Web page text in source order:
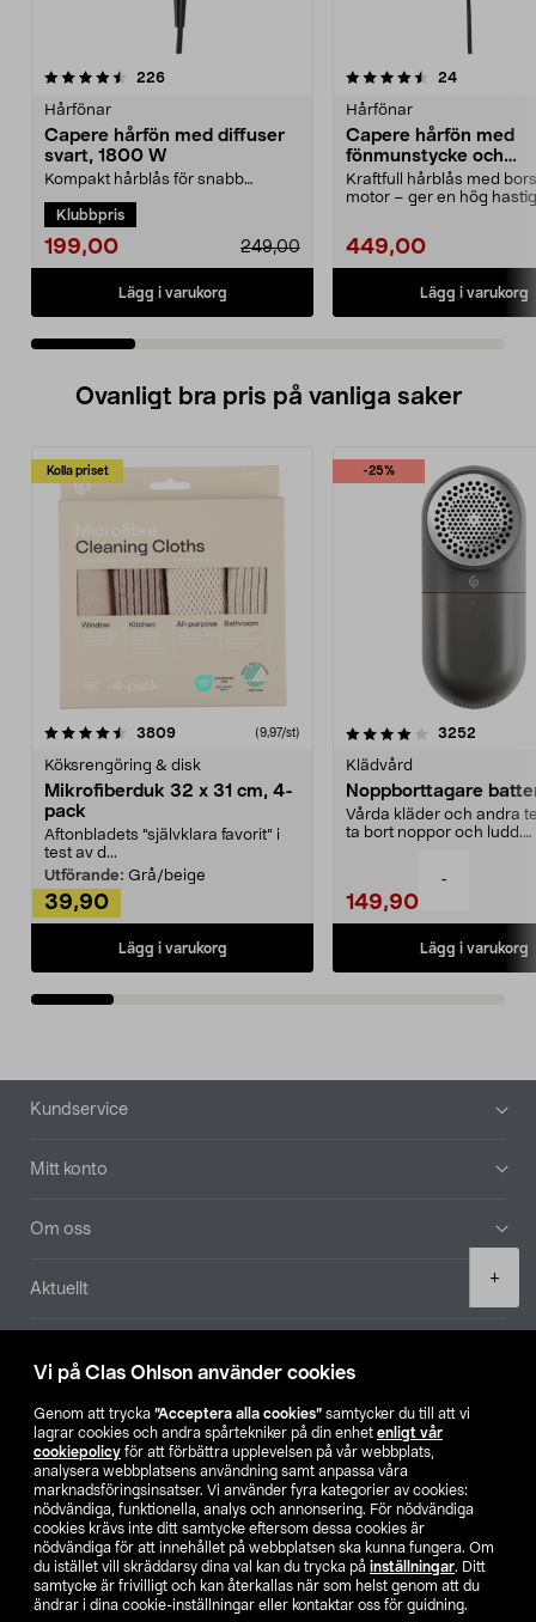
Vi på Clas Ohlson använder cookies
Genom att trycka ”Acceptera alla cookies” samtycker du till att vi
lagrar cookies och andra spårtekniker på din enhet enligt vår
cookiepolicy för att förbättra upplevelsen på vår webbplats,
analysera webbplatsens användning samt anpassa våra
marknadsföringsinsatser. Vi använder fyra kategorier av cookies:
nödvändiga, funktionella, analys och annonsering. För nödvändiga
cookies krävs inte ditt samtycke eftersom dessa cookies är
nödvändiga för att innehållet på webbplatsen ska kunna fungera. Om
du istället vill skräddarsy dina val kan du trycka på inställningar. Ditt
samtycke är frivilligt och kan återkallas när som helst genom att du
ändrar i dina cookie-inställningar eller kontaktar oss för guidning.
-
+
226recensioner
Hårfönar
Capere hårfön med diffuser
svart, 1800 W
Kompakt hårblås för snabb
hastigheter för pe...
Klubbpris
199,00 249,00
Lägg i varukorg
4.5 av 5 stjärnor 24recensioner
Hårfönar
Capere hårfön med
fönmunstycke och
kalluftsfunktion,
Kraftfull hårblås med
motor – ger en hög
449,00
Lägg i varukorg
4.5 av 5 stjärnor
Ovanligt bra pris på vanliga saker
Kolla priset
3809recensioner (9,97/st)
Köksrengöring & disk
Mikrofiberduk 32 x 31 cm, 4-
pack
Aftonbladets "självklara favorit” i
test av d...
Utförande: Grå/beige
39,90
Lägg i varukorg
-25%
4.0av 5 stjärnor 3252
Klädvård
Noppborttagare
Vårda kläder och andra
ta bort noppor och ludd.
149,90
Lägg i varukorg
4.5av 5 stjärnor
Sidfot
Kundservice
Mitt konto
Om oss
Aktuellt
Hitta butik
SE NO FI